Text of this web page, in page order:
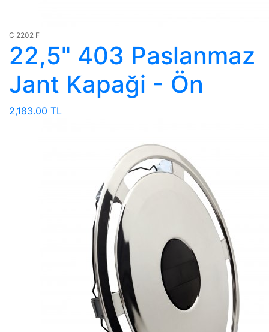
C 2202 F
22,5" 403 Paslanmaz
Jant Kapaği - Ön
2,183.00 TL